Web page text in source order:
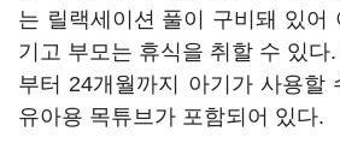
는 릴랙세이션 풀이 구비돼 있어
기고 부모는 휴식을 취할 수 있다
부터 24개월까지 아기가 사용할
유아용 목튜브가 포함되어 있다.